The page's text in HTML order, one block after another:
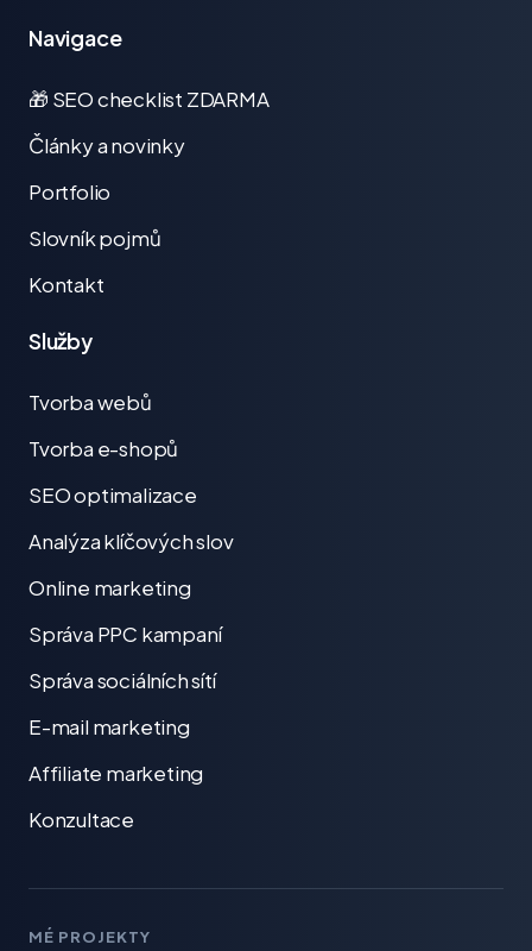
Navigace
🎁 SEO checklist ZDARMA
Články a novinky
Portfolio
Slovník pojmů
Kontakt
Služby
Tvorba webů
Tvorba e-shopů
SEO optimalizace
Analýza klíčových slov
Online marketing
Správa PPC kampaní
Správa sociálních sítí
E-mail marketing
Affiliate marketing
Konzultace
MÉ PROJEKTY